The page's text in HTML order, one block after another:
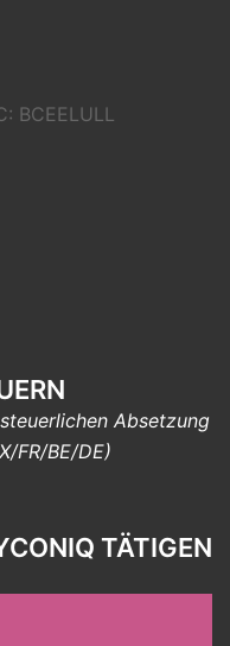
BCEELULL
Absetzung
FR/BE/DE)
TÄTIGEN